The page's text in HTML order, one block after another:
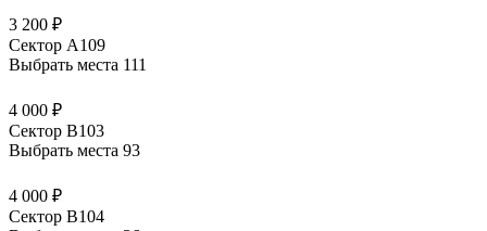
3 200 ₽
Сектор А109
Выбрать места 111
4 000 ₽
Сектор В103
Выбрать места 93
4 000 ₽
Сектор В104